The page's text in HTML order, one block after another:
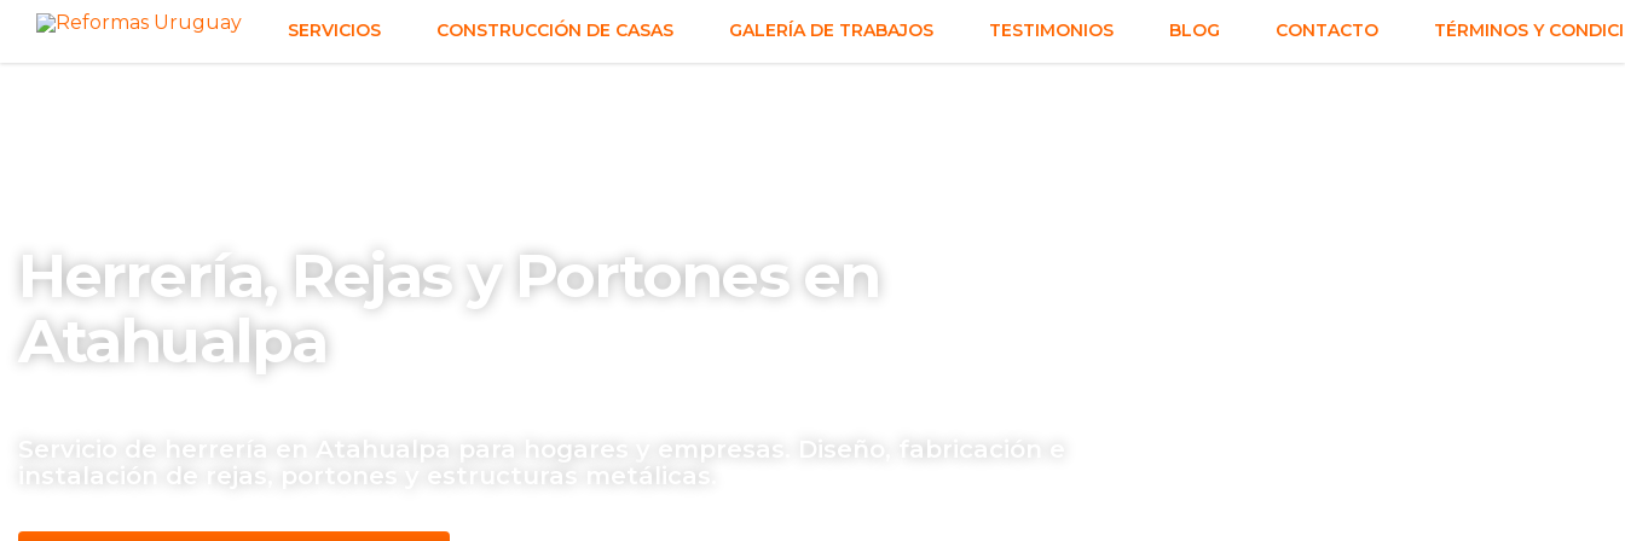
SERVICIOS CONSTRUCCIÓN DE CASAS GALERÍA DE TRABAJOS TESTIMONIOS BLOG CONTACTO TÉRMINOS Y
Herrería, Rejas y Portones en
Atahualpa
Servicio de herrería en Atahualpa para hogares y empresas. Diseño, fabricación e
instalación de rejas, portones y estructuras metálicas.